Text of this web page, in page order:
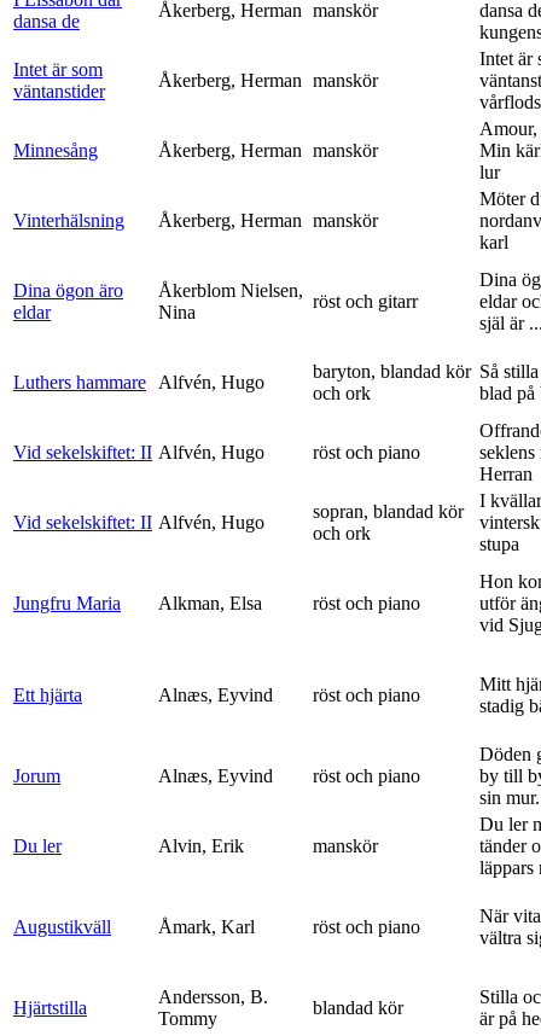
dansa de
Åkerberg, Herman manskör
dansa
Intet är som
väntanstider
Åkerberg, Herman manskör
Intet är
Minnesång Åkerberg, Herman manskör
Min
lur
Vinterhälsning Åkerberg, Herman manskör
Möter
karl
Dina ögon äro
eldar
Åkerblom Nielsen,
Nina
röst och gitarr
Dina
eldar
själ är
Luthers hammare Alfvén, Hugo
baryton, blandad kör
och ork
Så
blad på
Vid sekelskiftet: II Alfvén, Hugo röst och piano
Herran
Vid sekelskiftet: II Alfvén, Hugo
sopran, blandad kör
och ork
I
stupa
Jungfru Maria Alkman, Elsa röst och piano
Hon
utför
vid
Ett hjärta Alnæs, Eyvind röst och piano
Mitt
stadig
Jorum Alnæs, Eyvind röst och piano
Döden
by till
sin
Du ler Alvin, Erik manskör
Du ler
tänder
läppars
Augustikväll Åmark, Karl röst och piano
När
vältra
Hjärtstilla
Andersson, B.
Tommy
blandad kör
Stilla
är på